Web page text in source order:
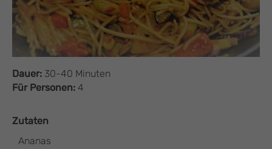
Dauer: 30-40 Minuten
Für Personen: 4
Zutaten
Ananas